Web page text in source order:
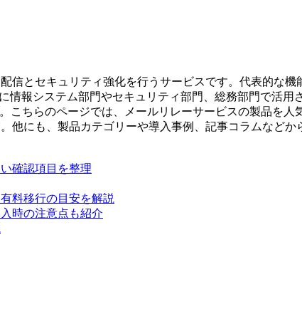
信とセキュリティ強化を行うサービスです。代表的な
報システム部門やセキュリティ部門、総務部門で活用
ちらのページでは、メールリレーサービスの製品を
他にも、製品カテゴリーや導入事例、記事コラムなど
確認項目を整理
料移行の目安を解説
時の注意点も紹介